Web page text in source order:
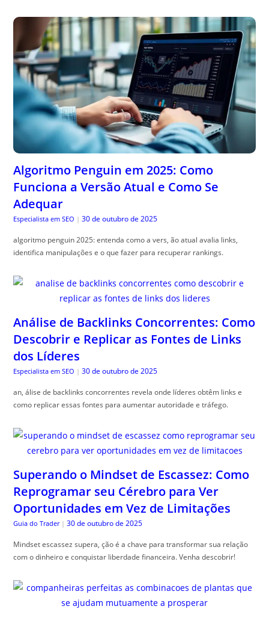
Algoritmo Penguin em 2025: Como
Funciona a Versão Atual e Como Se
Adequar
Especialista em SEO | 30 de outubro de 2025
algoritmo penguin 2025: entenda como a vers, ão atual avalia links,
identifica manipulações e o que fazer para recuperar rankings.
Análise de Backlinks Concorrentes: Como
Descobrir e Replicar as Fontes de Links
dos Líderes
Especialista em SEO | 30 de outubro de 2025
an, álise de backlinks concorrentes revela onde líderes obtêm links e
como replicar essas fontes para aumentar autoridade e tráfego.
Superando o Mindset de Escassez: Como
Reprogramar seu Cérebro para Ver
Oportunidades em Vez de Limitações
Guia do Trader | 30 de outubro de 2025
Mindset escassez supera, ção é a chave para transformar sua relação
com o dinheiro e conquistar liberdade financeira. Venha descobrir!